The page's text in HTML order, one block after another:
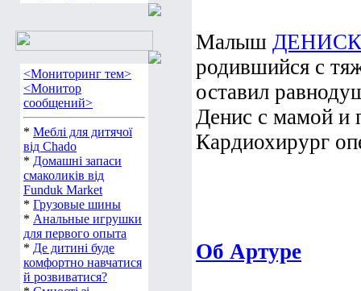
<Мониторинг тем>
<Монитор
сообщений>
* Меблі для дитячої
від Chado
* Домашні запаси
смаколиків від
Funduk Market
* Грузовые шины
* Анальные игрушки
для первого опыта
* Де дитині буде
комфортно навчатися
й розвиватися?
Малыш
родившийся с
оставил
Денис с мамой и
Кардиохирург
Об Артуре